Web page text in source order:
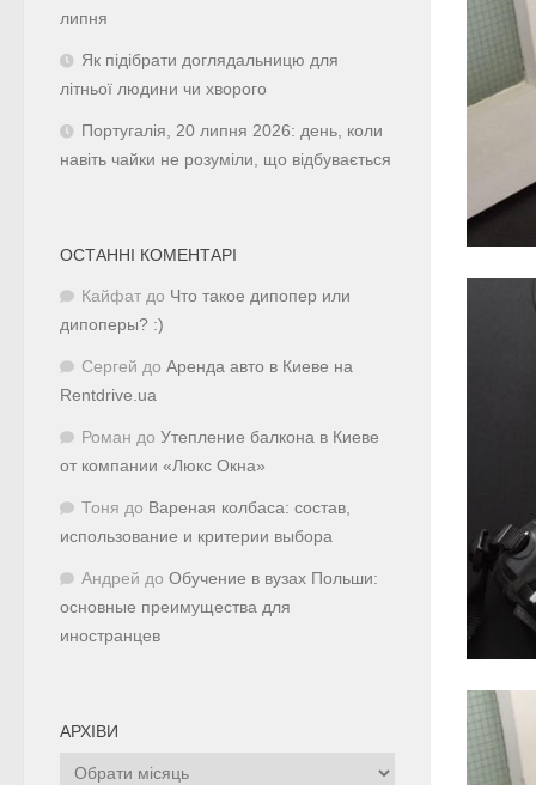
липня
Як підібрати доглядальницю для
літньої людини чи хворого
Португалія, 20 липня 2026: день, коли
навіть чайки не розуміли, що відбувається
ОСТАННІ КОМЕНТАРІ
Кайфат до Что такое дипопер или
дипоперы? :)
Сергей до Аренда авто в Киеве на
Rentdrive.ua
Роман до Утепление балкона в Киеве
от компании «Люкс Окна»
Тоня до Вареная колбаса: состав,
использование и критерии выбора
Андрей до Обучение в вузах Польши:
основные преимущества для
иностранцев
АРХІВИ
Архіви